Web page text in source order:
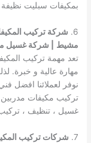
بمكيفات سبليت نظيفة
6.
شركة تركيب
مشيط
| شركة غسيل
تعد مهمة تركيب
مهارة عالية و خبرة.
نوفر لعملائنا افضل
تركيب مكيفات
غسيل ، تنظيف ،
7. شركات تركيب